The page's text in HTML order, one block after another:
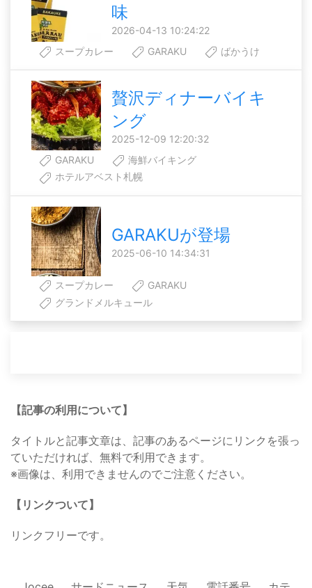
味
2026-04-13 10:24:22
スープカレー
GARAKU ばかうけ
贅沢ディナーバイキ
ング
2025-12-09 12:20:32
GARAKU
海鮮バイキング
ホテルアベスト札幌
GARAKUが登場
2025-06-10 14:34:31
スープカレー
GARAKU
グランドメルキュール
【記事の利用について】
タイトルと記事文章は、記事のあるページにリンクを張っ
ていただければ、無料で利用できます。
※画像は、利用できませんのでご注意ください。
【リンクついて】
リンクフリーです。